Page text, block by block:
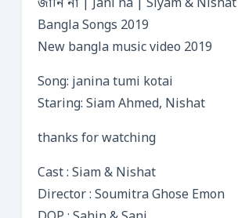
জানি না | Jani na | Siyam &
Bangla Songs 2019
New bangla music video 2019
Song: janina tumi kotai
Staring: Siam Ahmed, Nishat
thanks for watching
Cast : Siam & Nishat
Director : Soumitra Ghose Emon